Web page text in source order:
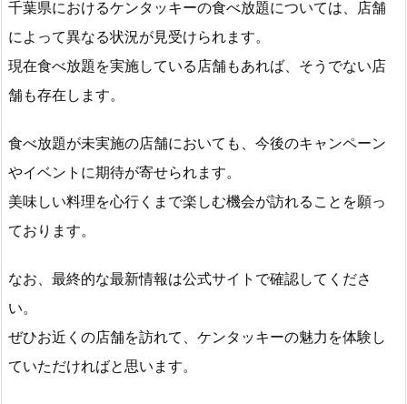
千葉県におけるケンタッキーの食べ放題については、店舗
によって異なる状況が見受けられます。
現在食べ放題を実施している店舗もあれば、そうでない店
舗も存在します。
食べ放題が未実施の店舗においても、今後のキャンペーン
やイベントに期待が寄せられます。
美味しい料理を心行くまで楽しむ機会が訪れることを願っ
ております。
なお、最終的な最新情報は公式サイトで確認してくださ
い。
ぜひお近くの店舗を訪れて、ケンタッキーの魅力を体験し
ていただければと思います。